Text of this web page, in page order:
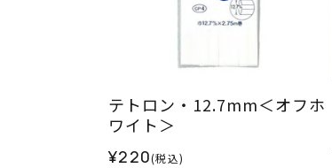
テトロン・12.7mm＜オフホ
ワイト＞
¥220(税込)